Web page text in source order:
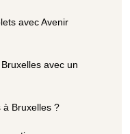
avec Avenir
avec un
à Bruxelles ?